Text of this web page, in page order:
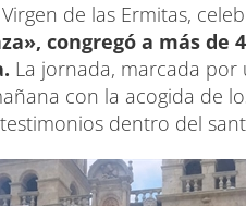
de las Ermitas,
congregó a más de
La jornada, marcada
con la acogida de
dentro del